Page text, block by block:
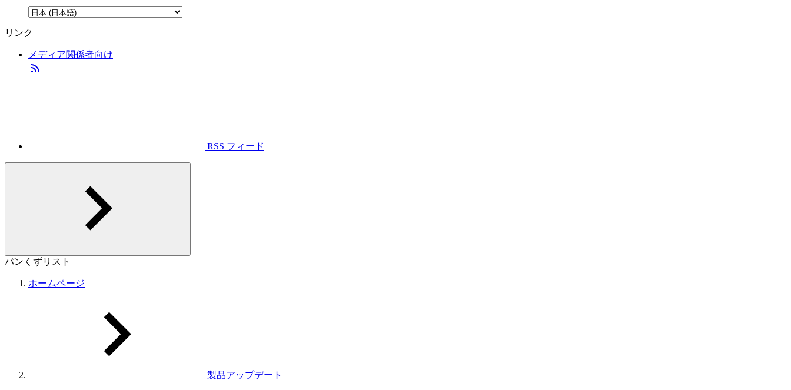
リンク
メディア関係者向け
RSS フィード
パンくずリスト
ホームページ
製品アップデート